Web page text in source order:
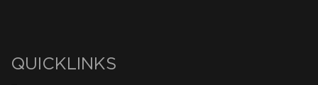
QUICKLINKS